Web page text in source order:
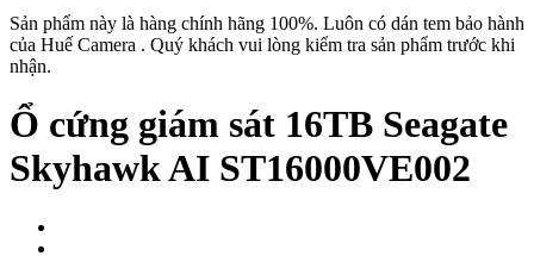
Sản phẩm này là hàng chính hãng 100%. Luôn có dán tem bảo hành
của Huế Camera . Quý khách vui lòng kiểm tra sản phẩm trước khi
nhận.
Ổ cứng giám sát 16TB Seagate
Skyhawk AI ST16000VE002